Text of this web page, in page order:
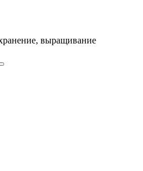
выращивание